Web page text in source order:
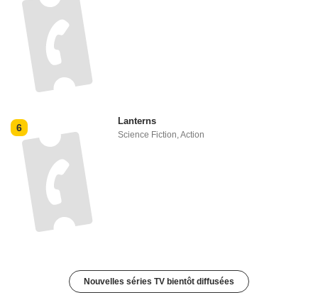
6
Lanterns
Science Fiction ,Action
Nouvelles séries TV bientôt diffusées